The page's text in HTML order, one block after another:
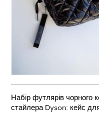
Набір футлярів чорного
стайлера Dyson: кейс